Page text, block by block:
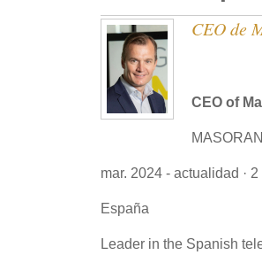
CEO de
CEO of
mar. 2024 - actualidad ·
España
Leader in the Spanish